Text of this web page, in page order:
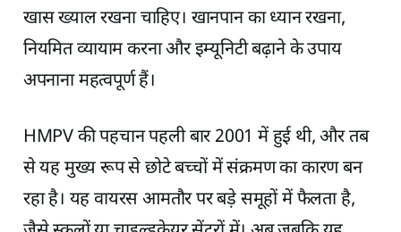
खास ख्याल रखना चाहिए। खानपान का ध्यान रखना,
नियमित व्यायाम करना और इम्यूनिटी बढ़ाने के उपाय
अपनाना महत्वपूर्ण हैं।
HMPV की पहचान पहली बार 2001 में हुई थी, और तब
से यह मुख्य रूप से छोटे बच्चों में संक्रमण का कारण बन
रहा है। यह वायरस आमतौर पर बड़े समूहों में फैलता है,